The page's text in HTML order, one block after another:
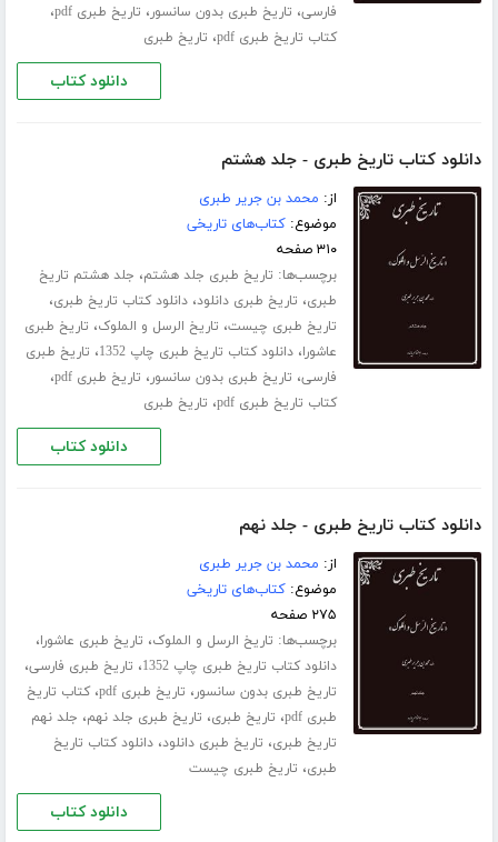
فارسی، تاریخ طبری بدون سانسور، تاریخ طبری pdf ،
کتاب تاریخ طبری pdf ، تاریخ طبری
دانلود کتاب
دانلود کتاب تاریخ طبری - جلد هشتم
از: محمد بن جریر طبری
موضوع:کتاب‌های تاریخی
۳۱۰ صفحه
برچسب‌ها: تاریخ طبری جلد هشتم، جلد هشتم تاریخ
طبری، تاریخ طبری دانلود،دانلود کتاب تاریخ طبری،
تاریخ طبری چیست، تاریخ الرسل و الملوک، تاریخ طبری
عاشورا،دانلود کتاب تاریخ طبری چاپ 1352 ، تاریخ طبری
فارسی، تاریخ طبری بدون سانسور، تاریخ طبری pdf ،
کتاب تاریخ طبری pdf ، تاریخ طبری
دانلود کتاب
دانلود کتاب تاریخ طبری - جلد نهم
از: محمد بن جریر طبری
موضوع:کتاب‌های تاریخی
۲۷۵ صفحه
برچسب‌ها: تاریخ الرسل و الملوک، تاریخ طبری عاشورا،
دانلود کتاب تاریخ طبری چاپ 1352 ، تاریخ طبری فارسی،
تاریخ طبری بدون سانسور، تاریخ طبری pdf ،کتاب تاریخ
طبری pdf
، تاریخ طبری، تاریخ طبری جلد نهم، جلد نهم
تاریخ طبری، تاریخ طبری دانلود،دانلود کتاب تاریخ
طبری، تاریخ طبری چیست
دانلود کتاب